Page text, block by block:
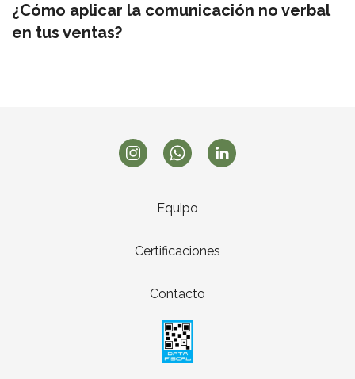
¿Cómo aplicar la comunicación no verbal
en tus ventas?
Equipo
Certificaciones
Contacto